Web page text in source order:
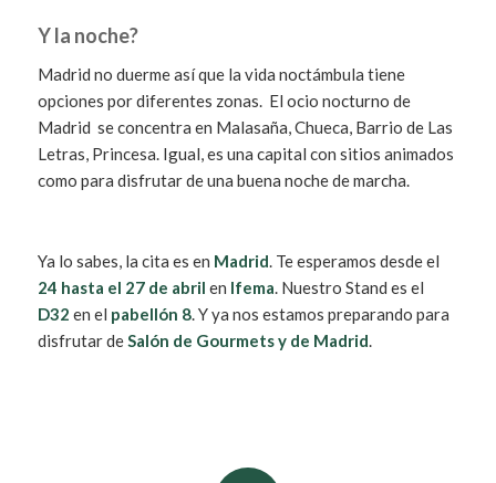
Y la noche?
Madrid no duerme así que la vida noctámbula tiene
opciones por diferentes zonas. El ocio nocturno de
Madrid se concentra en Malasaña, Chueca, Barrio de Las
Letras, Princesa. Igual, es una capital con sitios animados
como para disfrutar de una buena noche de marcha.
Ya lo sabes, la cita es en Madrid. Te esperamos desde el
24 hasta el 27 de abril en Ifema. Nuestro Stand es el
D32 en el pabellón 8. Y ya nos estamos preparando para
disfrutar deSalón de Gourmets y de Madrid.